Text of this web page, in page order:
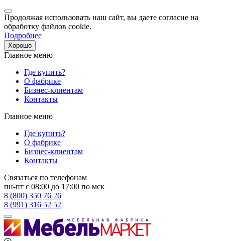
Продолжая использовать наш сайт, вы даете согласие на
обработку файлов cookie.
Подробнее
Хорошо
Главное меню
Где купить?
О фабрике
Бизнес-клиентам
Контакты
Главное меню
Где купить?
О фабрике
Бизнес-клиентам
Контакты
Связаться по телефонам
пн-пт с 08:00 до 17:00 по мск
8 (800) 350 76 26
8 (991) 316 52 52